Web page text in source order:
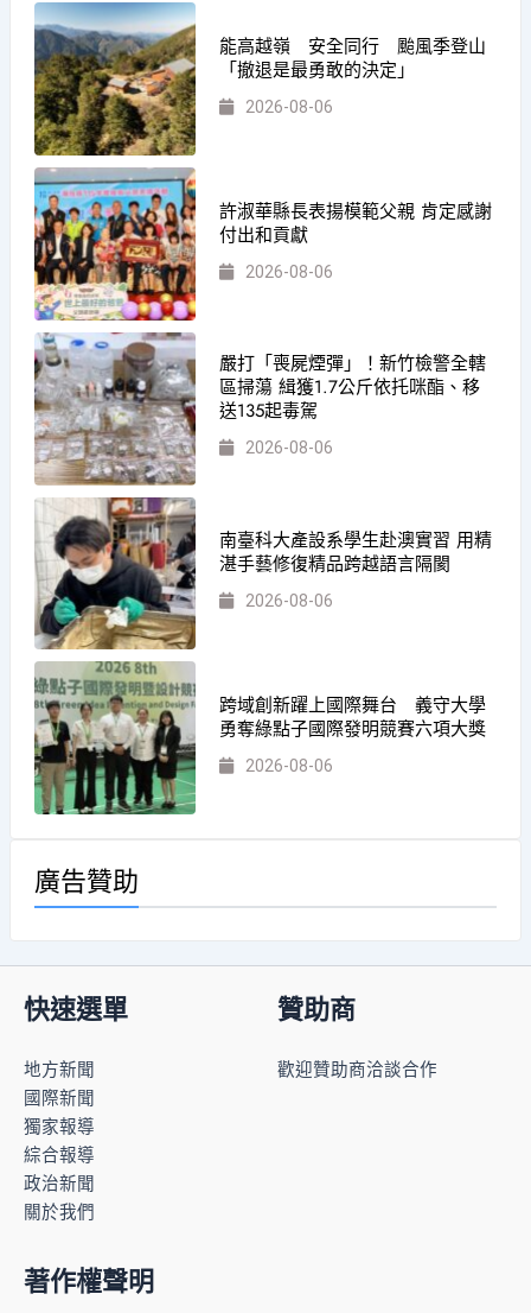
能高越嶺 安全同行 颱風季登山
「撤退是最勇敢的決定」
2026-08-06
許淑華縣長表揚模範父親 肯定感謝
付出和貢獻
2026-08-06
嚴打「喪屍煙彈」！新竹檢警全轄
區掃蕩 緝獲1.7公斤依托咪酯、移
送135起毒駕
2026-08-06
南臺科大產設系學生赴澳實習 用精
湛手藝修復精品跨越語言隔閡
2026-08-06
跨域創新躍上國際舞台 義守大學
勇奪綠點子國際發明競賽六項大獎
2026-08-06
廣告贊助
快速選單
地方新聞
國際新聞
獨家報導
綜合報導
政治新聞
關於我們
贊助商
歡迎贊助商洽談合作
著作權聲明